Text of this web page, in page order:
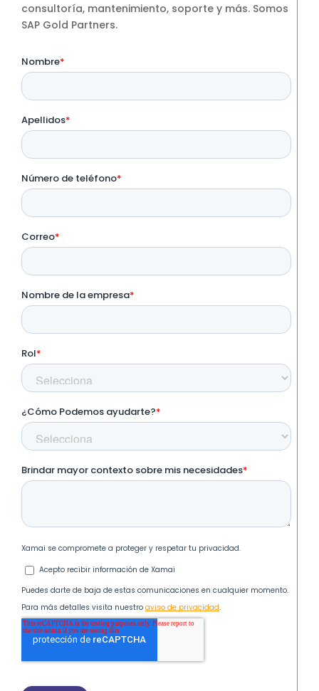
consultoría, mantenimiento, soporte y más. Somos
SAP Gold Partners.